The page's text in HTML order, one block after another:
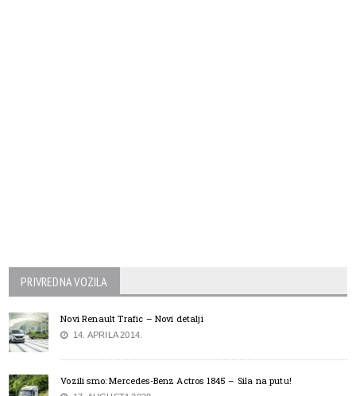
PRIVREDNA VOZILA
Novi Renault Trafic – Novi detalji
14. APRILA 2014.
Vozili smo: Mercedes-Benz Actros 1845 – Sila na putu!